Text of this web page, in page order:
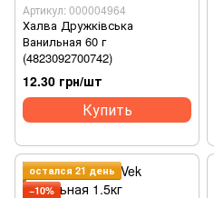
Артикул: 000004964
Халва Дружківська
Ванильная 60 г
(4823092700742)
12.30 грн/шт
Купить
остался 21 день
−10%